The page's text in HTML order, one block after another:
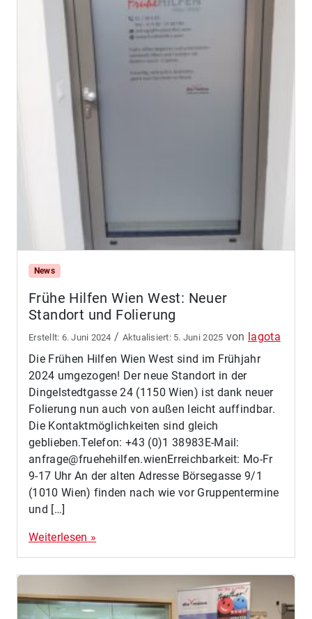
News
Frühe Hilfen Wien West: Neuer
Standort und Folierung
6. Juni 2024 / 5. Juni 2025 von lagota
Die Frühen Hilfen Wien West sind im Frühjahr
2024 umgezogen! Der neue Standort in der
Dingelstedtgasse 24 (1150 Wien) ist dank neuer
Folierung nun auch von außen leicht auffindbar.
Die Kontaktmöglichkeiten sind gleich
geblieben.Telefon: +43 (0)1 38983E-Mail:
anfrage@fruehehilfen.wienErreichbarkeit: Mo-Fr
9-17 Uhr An der alten Adresse Börsegasse 9/1
(1010 Wien) finden nach wie vor Gruppentermine
und […]
Weiterlesen »